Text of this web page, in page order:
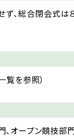
、総合閉会式
覧を参照）
オープン競技部